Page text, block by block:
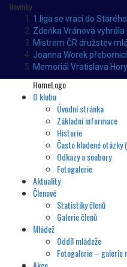
Novinky
1.liga se vrací do
Zdeňka Vránová vyhrála
Mistrem ČR družstev
Joanna Worek přebornicí
Memoriál Vratislava
HomeLogo
O klubu
Úvodní stránka
Základní informace
Historie
Často kladené otázky
Odkazy a soubory
Fotogalerie
Aktuality
Členové
Statistiky členů
Galerie členů
Mládež
Oddíl mládeže
Fotogalerie – galerie